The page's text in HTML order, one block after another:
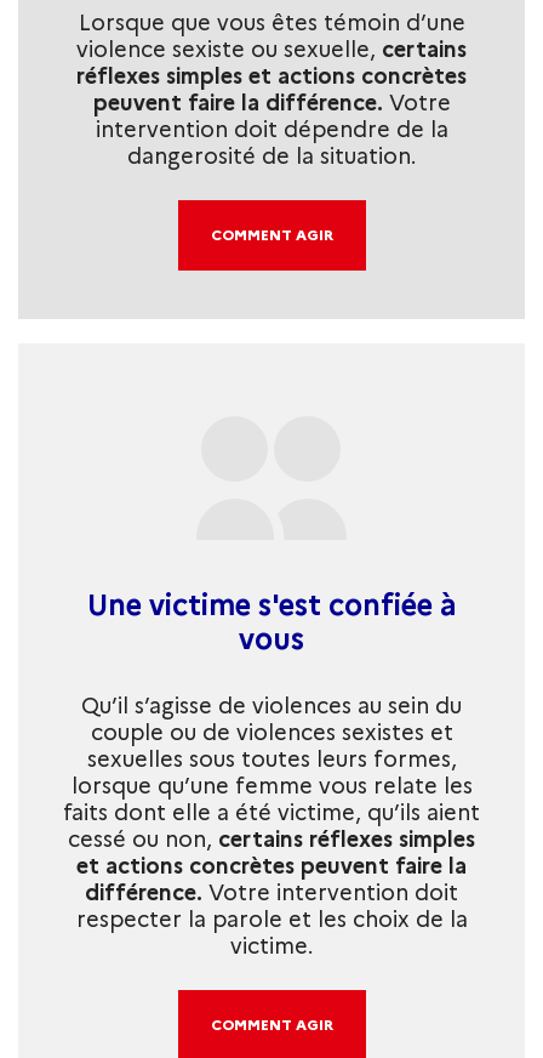
Lorsque que vous êtes témoin d’une
violence sexiste ou sexuelle, certains
réflexes simples et actions concrètes
peuvent faire la différence. Votre
intervention doit dépendre de la
dangerosité de la situation.
COMMENT AGIR
Une victime s'est confiée à
vous
Qu’il s’agisse de violences au sein du
couple ou de violences sexistes et
sexuelles sous toutes leurs formes,
lorsque qu’une femme vous relate les
faits dont elle a été victime, qu’ils aient
cessé ou non, certains réflexes simples
et actions concrètes peuvent faire la
différence. Votre intervention doit
respecter la parole et les choix de la
victime.
COMMENT AGIR